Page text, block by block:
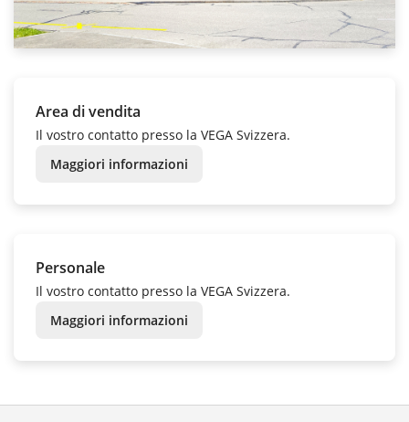
Area di vendita
Il vostro contatto presso la VEGA Svizzera.
Maggiori informazioni
Personale
Il vostro contatto presso la VEGA Svizzera.
Maggiori informazioni